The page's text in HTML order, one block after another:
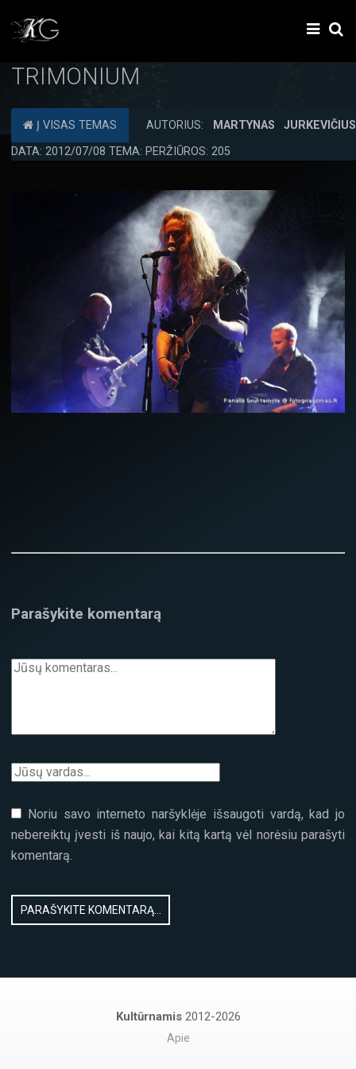
TRIMONIUM
Į VISAS TEMAS AUTORIUS:
MARTYNAS JURKEVIČIUS
DATA: 2012/07/08 TEMA: PERŽIŪROS: 205
Parašykite komentarą
Noriu savo interneto naršyklėje išsaugoti vardą, kad jo
nebereiktų įvesti iš naujo, kai kitą kartą vėl norėsiu parašyti
komentarą.
Kultūrnamis 2012-2026
Apie